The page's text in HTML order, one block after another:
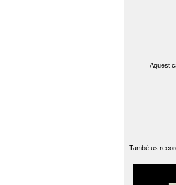
Aquest
També us